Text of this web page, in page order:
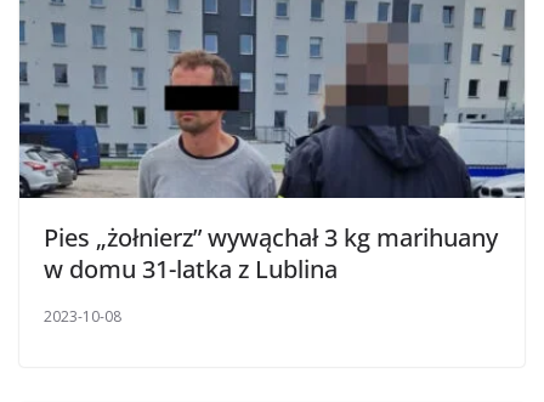
Pies „żołnierz” wywąchał 3 kg marihuany
w domu 31-latka z Lublina
2023-10-08